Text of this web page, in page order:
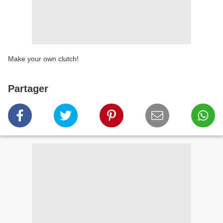
Make your own clutch!
Partager